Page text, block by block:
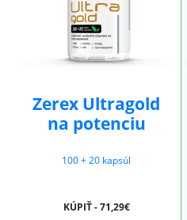
Zerex Ultragold
na potenciu
100 + 20 kapsúl
KÚPIŤ - 71,29€